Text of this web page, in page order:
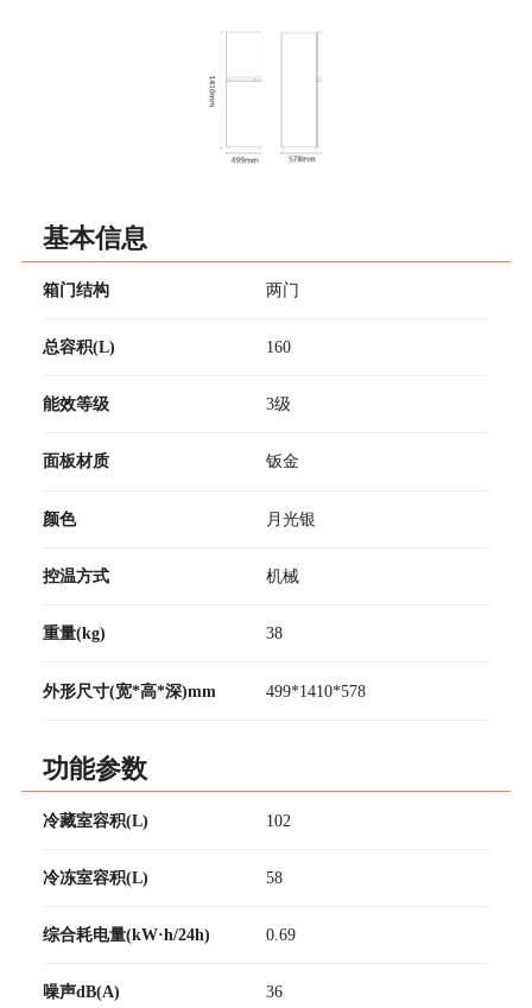
基本信息
箱门结构 两门
总容积(L) 160
能效等级 3级
面板材质 钣金
颜色 月光银
控温方式 机械
重量(kg) 38
外形尺寸(宽*高*深)mm 499*1410*578
功能参数
冷藏室容积(L) 102
冷冻室容积(L) 58
综合耗电量(kW·h/24h) 0.69
噪声dB(A) 36